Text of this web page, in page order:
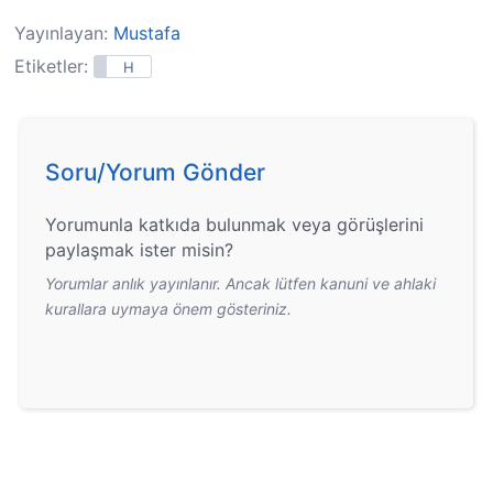
Yayınlayan: Mustafa
Etiketler:
H
Soru/Yorum Gönder
Yorumunla katkıda bulunmak veya görüşlerini
paylaşmak ister misin?
Yorumlar anlık yayınlanır. Ancak lütfen kanuni ve ahlaki
kurallara uymaya önem gösteriniz.